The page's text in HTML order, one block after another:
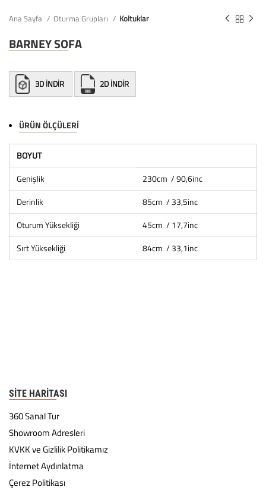
Ana Sayfa Oturma Grupları Koltuklar
BARNEY SOFA
3D İNDİR 2D İNDİR
ÜRÜN ÖLÇÜLERI
BOYUT
Genişlik
230cm / 90,6inc
Derinlik
85cm / 33,5inc
Oturum Yüksekliği
45cm / 17,7inc
Sırt Yüksekliği
84cm / 33,1inc
SITE HARITASI
360 Sanal Tur
Showroom Adresleri
KVKK ve Gizlilik Politikamız
İnternet Aydınlatma
Çerez Politikası